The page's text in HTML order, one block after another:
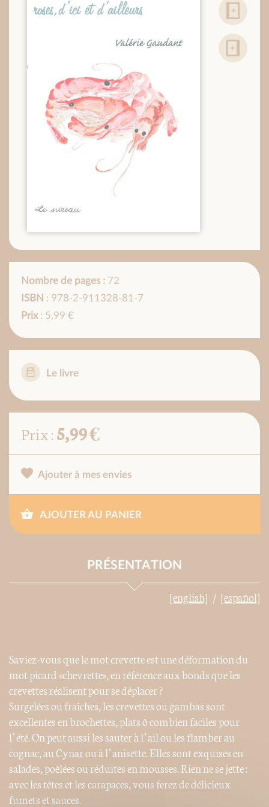
Nombre de pages : 72
ISBN : 978-2-911328-81-7
Prix: 5,99 €
Le livre
Prix :5,99 €
Ajouter à mes envies
AJOUTER AU PANIER
PRÉSENTATION
[english] [español]
Saviez-vous que le mot crevette est une déformation du
mot picard «chevrette», en référence aux bonds que les
crevettes réalisent pour se déplacer ?
Surgelées ou fraîches, les crevettes ou gambas sont
excellentes en brochettes, plats ô combien faciles pour
l’été. On peut aussi les sauter à l’ail ou les flamber au
cognac, au Cynar ou à l’anisette. Elles sont exquises en
salades, poêlées ou réduites en mousses. Rien ne se jette :
avec les têtes et les carapaces, vous ferez de délicieux
fumets et sauces.